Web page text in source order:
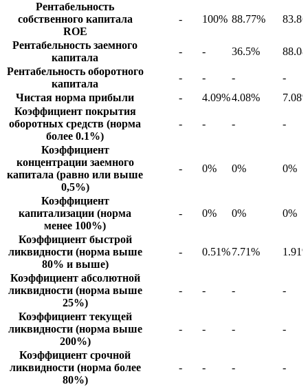
Рентабельность
собственного капитала
ROE
- 100% 88.77%
Рентабельность заемного
капитала
- - 36.5%
Рентабельность оборотного
капитала
- - -
-
Чистая норма прибыли
- 4.09%4.08%
Коэффициент покрытия
оборотных средств (норма
более 0.1%)
- - - -
Коэффициент
концентрации заемного
капитала (равно или выше
0,5%)
- 0% 0% 0%
Коэффициент
капитализации (норма
менее 100%)
- 0% 0% 0%
Коэффициент быстрой
ликвидности (норма выше
80% и выше)
- 0.51%7.71%
Коэффициент абсолютной
ликвидности (норма выше
25%)
- - - -
Коэффициент текущей
ликвидности (норма выше
200%)
- - - -
Коэффициент срочной
ликвидности (норма более
80%)
- - - -